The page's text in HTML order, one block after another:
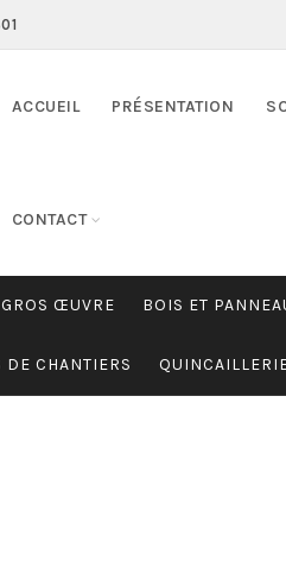
ACCUEIL PRÉSENTATION
CONTACT
GROS ŒUVRE BOIS ET
CHANTIERS